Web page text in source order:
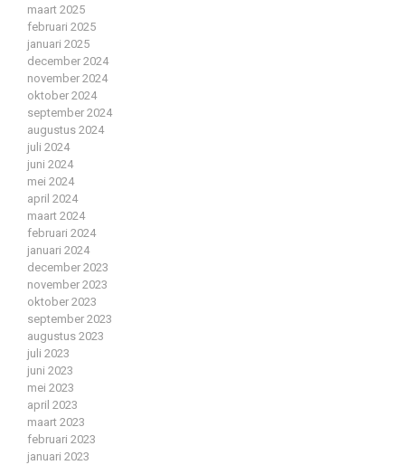
maart 2025
februari 2025
januari 2025
december 2024
november 2024
oktober 2024
september 2024
augustus 2024
juli 2024
juni 2024
mei 2024
april 2024
maart 2024
februari 2024
januari 2024
december 2023
november 2023
oktober 2023
september 2023
augustus 2023
juli 2023
juni 2023
mei 2023
april 2023
maart 2023
februari 2023
januari 2023